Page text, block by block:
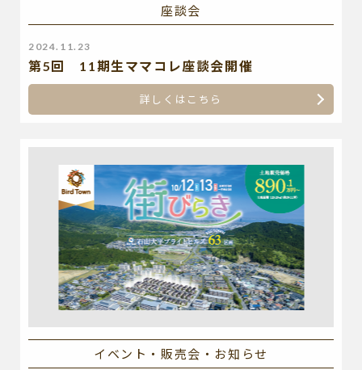
座談会
2024.11.23
第5回 11期生ママコレ座談会開催
詳しくはこちら
イベント・販売会・お知らせ